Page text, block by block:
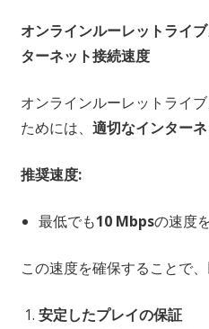
オンラインルーレットライ
ターネット接続速度
オンラインルーレットライ
ためには、 適切なインター
推奨速度:
最低でも10 Mbpsの速度
この速度を確保することで
安定したプレイの保証